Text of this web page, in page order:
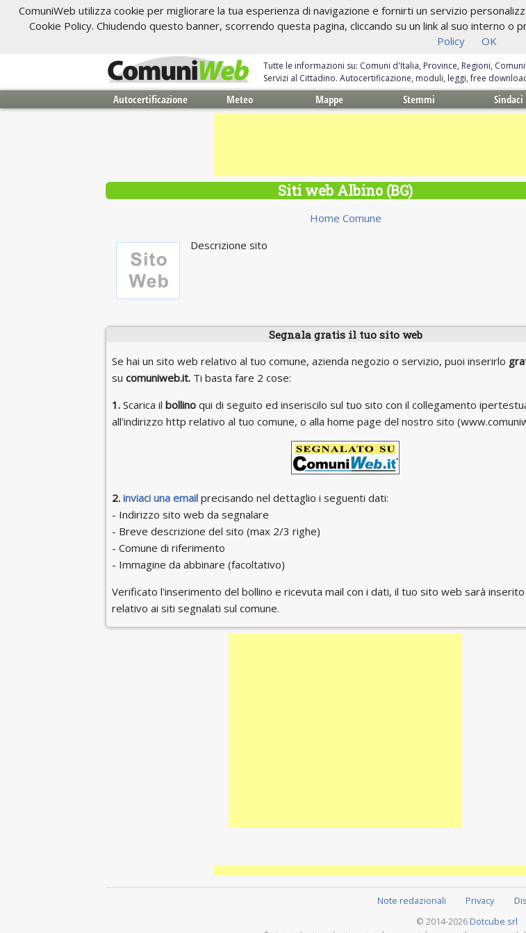
ComuniWeb utilizza cookie per migliorare la tua esperienza di navigazione e fornirti un servizio
Cookie Policy. Chiudendo questo banner, scorrendo questa pagina, cliccando su un link al suo interno o
Policy
OK
Tutte le informazioni su: Comuni d'Italia, Province, Regioni,
Servizi al Cittadino. Autocertificazione, moduli, leggi, free
Autocertificazione Meteo Mappe Stemmi Sindaci
Siti web Albino (BG)
Home Comune
Descrizione sito
Segnala gratis il tuo sito web
Se hai un sito web relativo al tuo comune, azienda negozio o servizio, puoi inserirlo
su comuniweb.it.Ti basta fare 2 cose:
1.Scarica il bollinoqui di seguito ed inseriscilo sul tuo sito con il collegamento
all'indirizzo http relativo al tuo comune, o alla home page del nostro sito
2. inviaci una emailprecisando nel dettaglio i seguenti dati:
- Indirizzo sito web da segnalare
- Breve descrizione del sito (max 2/3 righe)
- Comune di riferimento
- Immagine da abbinare (facoltativo)
Verificato l'inserimento del bollino e ricevuta mail con i dati, il tuo sito web sarà inserito
relativo ai siti segnalati sul comune.
Note redazionali Privacy
© 2014-2026 Dotcube srl